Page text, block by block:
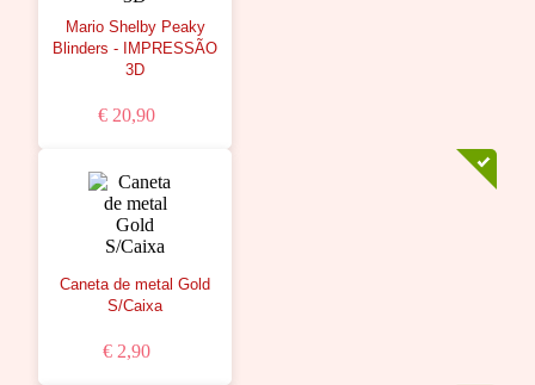
Mario Shelby Peaky
Blinders - IMPRESSÃO
3D
€ 20,90
Caneta de metal Gold
S/Caixa
€ 2,90